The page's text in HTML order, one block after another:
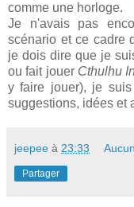
comme une horloge.
Je n'avais pas
scénario et ce cadre
je dois dire que je
ou fait jouer Cthulhu
y faire jouer), je suis
suggestions, idées et
jeepee à 23:33
Partager